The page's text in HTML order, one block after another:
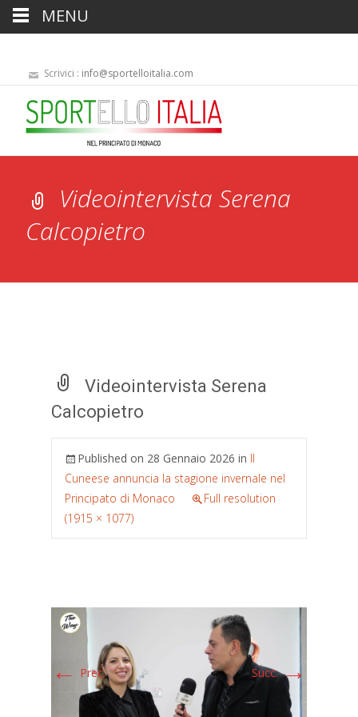
Scrivici : info@sportelloitalia.com
Videointervista Serena
Calcopietro
Videointervista Serena
Calcopietro
Published on 28 Gennaio 2026 in Il
Cuneese annuncia la stagione invernale nel
Principato di Monaco
Full resolution
(1915 × 1077)
← Prec. Succ.→
MENU